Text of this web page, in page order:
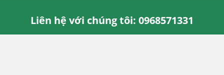
Liên hệ với chúng tôi: 0968571331